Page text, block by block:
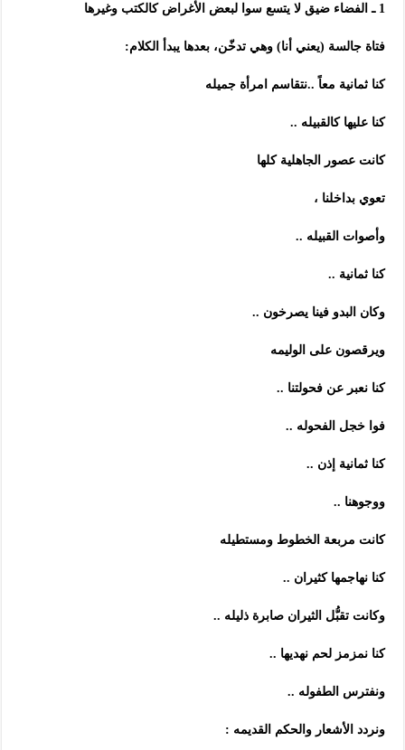
1 ـ الفضاء ضيق لا يتسع سوا لبعض الأغراض كالكتب وغيرها
فتاة جالسة (يعني أنا) وهي تدخّن، بعدها يبدأ الكلام:
كنا ثمانية معاً ..نتقاسم امرأة جميله
كنا عليها كالقبيله ..
كانت عصور الجاهلية كلها
تعوي بداخلنا ،
وأصوات القبيله ..
كنا ثمانية ..
وكان البدو فينا يصرخون ..
ويرقصون على الوليمه
كنا نعبر عن فحولتنا ..
فوا خجل الفحوله ..
كنا ثمانية إذن ..
ووجوهنا ..
كانت مربعة الخطوط ومستطيله
كنا نهاجمها كثيران ..
وكانت تقبُّل الثيران صابرة ذليله ..
كنا نمزمز لحم نهديها ..
ونفترس الطفوله ..
ونردد الأشعار والحكم القديمه :